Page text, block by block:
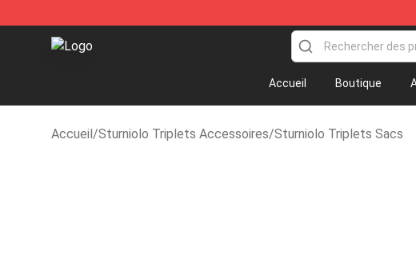
Sturniolo Triplets Shop - Official Sturniolo Triplets Merchandise
Accueil Boutique
Accueil/Sturniolo Triplets Accessoires/Sturniolo Triplets Sacs